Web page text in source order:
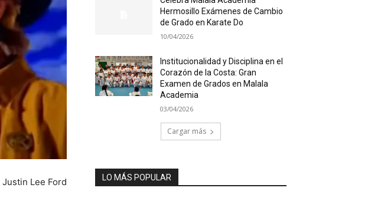
Justin Lee Ford
Hermosillo Exámenes de Cambio
de Grado en Karate Do
10/04/2026
Institucionalidad y Disciplina en el
Corazón de la Costa: Gran
Examen de Grados en Malala
Academia
03/04/2026
Cargar más
LO MÁS POPULAR